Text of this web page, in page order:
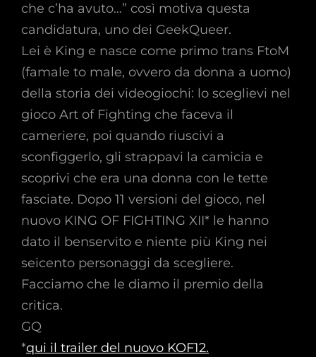
che c’ha avuto…” così motiva questa
candidatura, uno dei GeekQueer.
Lei è King e nasce come primo trans FtoM
(famale to male, ovvero da donna a uomo)
della storia dei videogiochi: lo sceglievi nel
gioco Art of Fighting che faceva il
cameriere, poi quando riuscivi a
sconfiggerlo, gli strappavi la camicia e
scoprivi che era una donna con le tette
fasciate. Dopo 11 versioni del gioco, nel
nuovo KING OF FIGHTING XII* le hanno
dato il benservito e niente più King nei
seicento personaggi da scegliere.
Facciamo che le diamo il premio della
critica.
GQ
*qui il trailer del nuovo KOF12.